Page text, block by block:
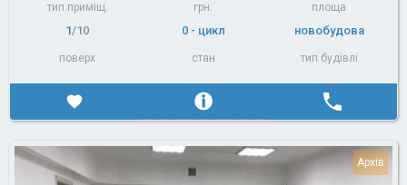
тип приміщ. грн. площа
1/10
поверх
0 - цикл
стан
новобудова
тип будівлі